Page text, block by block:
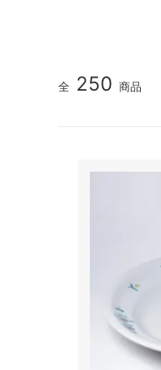
雅峰窯
全 250 商品